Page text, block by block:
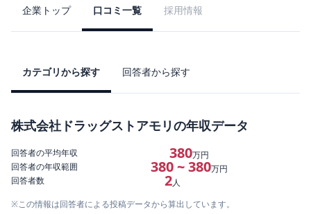
企業トップ 口コミ一覧 採用情報
カテゴリから探す 回答者から探す
株式会社ドラッグストアモリの年収データ
回答者の平均年収 380万円
回答者の年収範囲
380 ~ 380万円
回答者数
2人
※この情報は回答者による投稿データから算出しています。